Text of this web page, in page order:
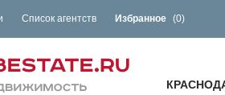
Список агентств Избранное (0)